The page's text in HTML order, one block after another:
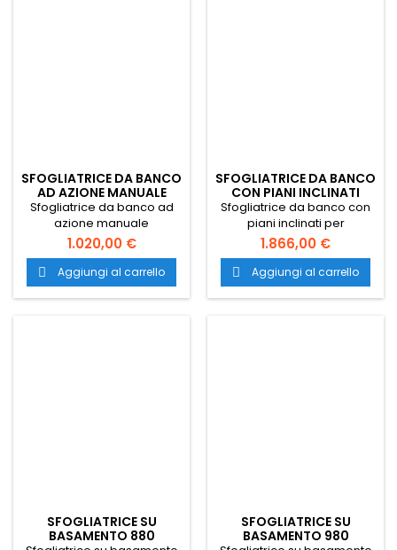
SFOGLIATRICE DA BANCO
AD AZIONE MANUALE
Sfogliatrice da banco ad
azione manuale
professionale per
pasticceria con dimensioni
(aperto) 682x972x h.405
mm. Il trasporto è gratuito
in tutta Italia.
1.020,00 €
 Aggiungi al carrello
SFOGLIATRICE DA BANCO
CON PIANI INCLINATI
Sfogliatrice da banco con
piani inclinati per
pasticceria con dimensioni
(aperto) 827x972x h.477
mm. Il trasporto è gratuito
in tutta Italia.
1.866,00 €
 Aggiungi al carrello
SFOGLIATRICE SU
BASAMENTO 880
SFOGLIATRICE SU
BASAMENTO 980